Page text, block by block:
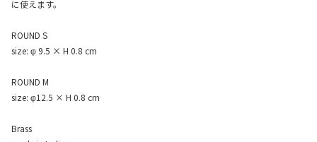
に使えます。
ROUND S
size: φ 9.5 × H 0.8 cm
ROUND M
size: φ12.5 × H 0.8 cm
Brass